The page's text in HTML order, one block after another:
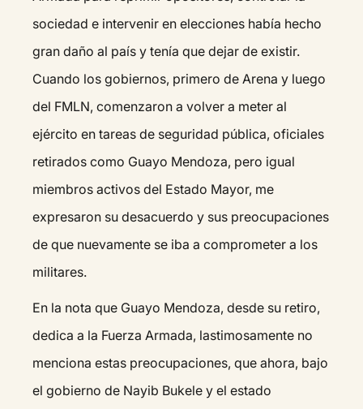
sociedad e intervenir en elecciones había hecho
gran daño al país y tenía que dejar de existir.
Cuando los gobiernos, primero de Arena y luego
del FMLN, comenzaron a volver a meter al
ejército en tareas de seguridad pública, oficiales
retirados como Guayo Mendoza, pero igual
miembros activos del Estado Mayor, me
expresaron su desacuerdo y sus preocupaciones
de que nuevamente se iba a comprometer a los
militares.
En la nota que Guayo Mendoza, desde su retiro,
dedica a la Fuerza Armada, lastimosamente no
menciona estas preocupaciones, que ahora, bajo
el gobierno de Nayib Bukele y el estado